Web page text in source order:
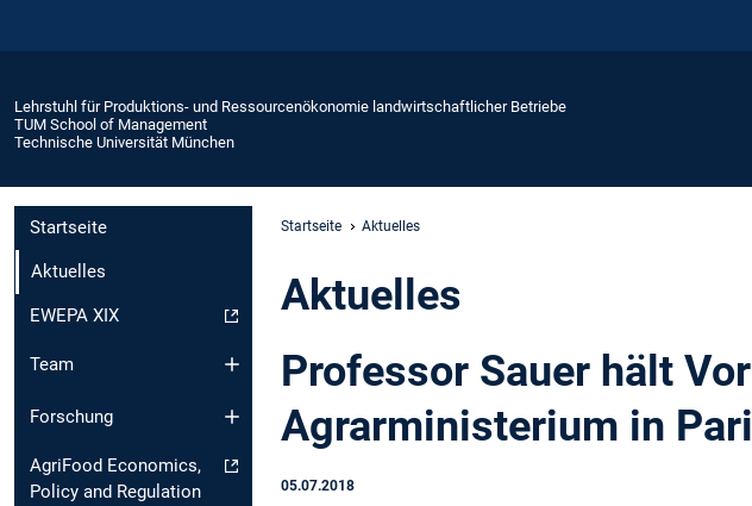
Lehrstuhl für Produktions- und Ressourcenökonomie landwirtschaftlicher Betriebe
TUM School of Management
Technische Universität München
Startseite
Aktuelles
EWEPA XIX
Team
Forschung
AgriFood Economics,
Policy and Regulation
Startseite Aktuelles
Aktuelles
Professor Sauer hält
Agrarministerium in
05.07.2018